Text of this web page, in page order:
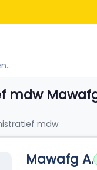
mdw
mdw
Mawafg A.